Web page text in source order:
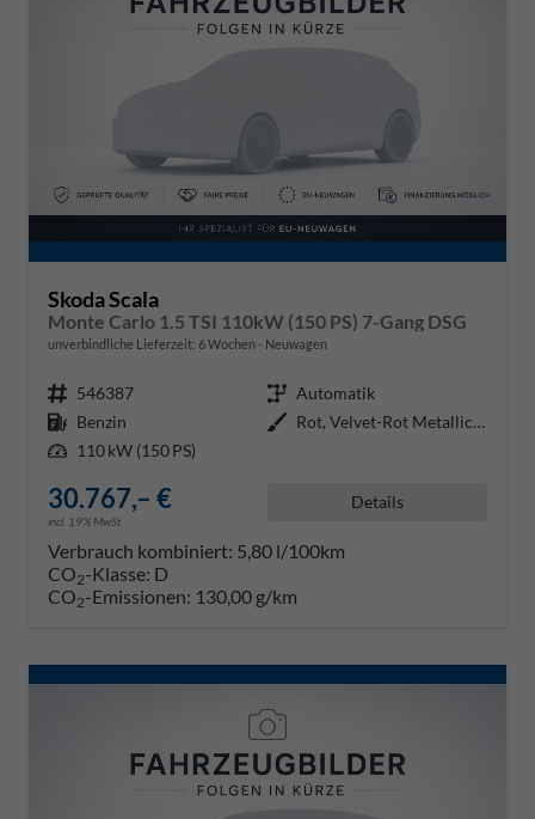
Skoda Scala
Monte Carlo 1.5 TSI 110kW (150 PS) 7-Gang DSG
unverbindliche Lieferzeit: 6 Wochen Neuwagen
Fahrzeugnr. 546387 Getriebe Automatik
Kraftstoff Benzin Außenfarbe
Rot, Velvet-Rot Metallic (K1)
Leistung 110 kW (150 PS)
30.767,– €
incl. 19% MwSt.
Details
Verbrauch kombiniert: 5,80 l/100km
CO2-Klasse: D
CO2-Emissionen: 130,00 g/km